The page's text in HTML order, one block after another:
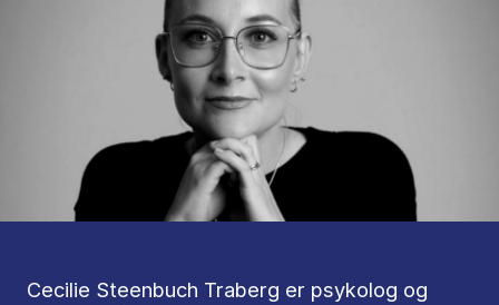
Cecilie Steenbuch Traberg er psykolog og